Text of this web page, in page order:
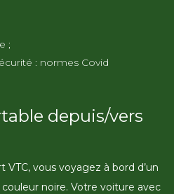
;
: normes Covid
depuis/vers
vous voyagez à bord d’un
noire. Votre voiture avec